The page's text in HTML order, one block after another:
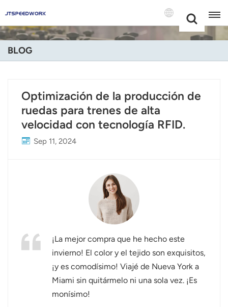
+86 -18681515767
English
Deutsch
Русский
Español
Português
Nederland
عربي
日语
BLOG
Optimización de la producción de
ruedas para trenes de alta
velocidad con tecnología RFID.
Sep 11, 2024
¡La mejor compra que he hecho este
invierno! El color y el tejido son exquisitos,
¡y es comodísimo! Viajé de Nueva York a
Miami sin quitármelo ni una sola vez. ¡Es
monísimo!